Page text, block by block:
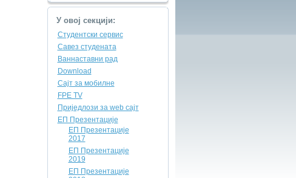
У овој секцији:
Студентски сервис
Савез студената
Ваннаставни рад
Download
Сајт за мобилне
FPE TV
Приједлози за web сајт
ЕП Презентације
ЕП Презентације
2017
ЕП Презентације
2019
ЕП Презентације